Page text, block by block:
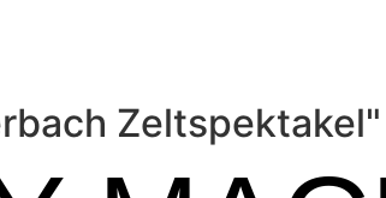
Zeltspektakel"